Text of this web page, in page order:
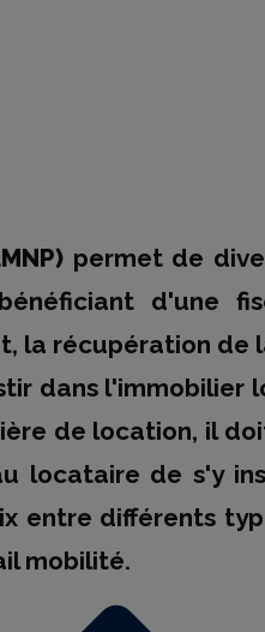
permet de
d'une
la récupération de
dans l'immobilier
de location, il
locataire de s'y
entre différents
mobilité.